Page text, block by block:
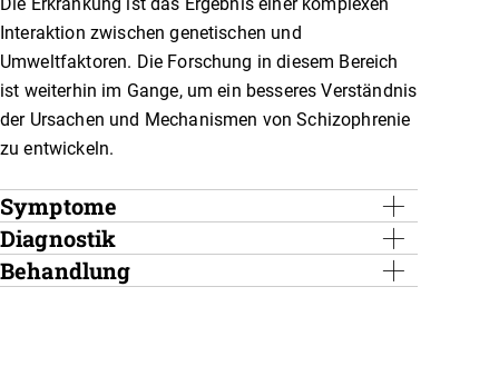
Interaktion zwischen genetischen und
Umweltfaktoren. Die Forschung in diesem Bereich
ist weiterhin im Gange, um ein besseres Verständnis
der Ursachen und Mechanismen von Schizophrenie
zu entwickeln.
Symptome
Die Symptome von Schizophrenie können vielfältig
sein und können in verschiedene Kategorien
unterteilt werden:
Diagnostik
Ein ausführliches Gespräch zwischen dem
Behandlung